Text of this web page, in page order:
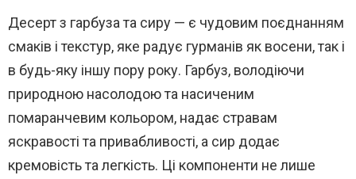
Десерт з гарбуза та сиру — є чудовим поєднанням
смаків і текстур, яке радує гурманів як восени, так і
в будь-яку іншу пору року. Гарбуз, володіючи
природною насолодою та насиченим
помаранчевим кольором, надає стравам
яскравості та привабливості, а сир додає
кремовість та легкість. Ці компоненти не лише